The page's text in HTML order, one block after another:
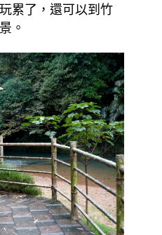
累了，還可以到竹
。